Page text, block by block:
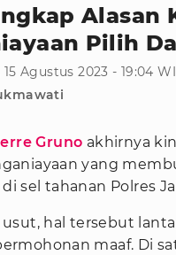
Alasan
Pilih
15 Agustus 2023 - 19:04
Gruno akhirnya
yang
sel tahanan Polres
hal tersebut
maaf. Di